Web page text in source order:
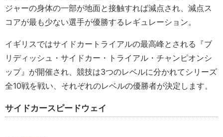
ジャーの身体の一部が地面と接触すれば減点され、減点ス
コアが最も少ない選手が優勝するレギュレーション。
イギリスではサイドカートライアルの最高峰とされる『ブ
リディッシュ・サイドカー・トライアル・チャンピオンシ
ップ』が開催され、競技は3つのレベルに分かれてシリーズ
全10戦を戦い、それぞれのレベルの優勝者が決定します。
サイドカースピードウェイ